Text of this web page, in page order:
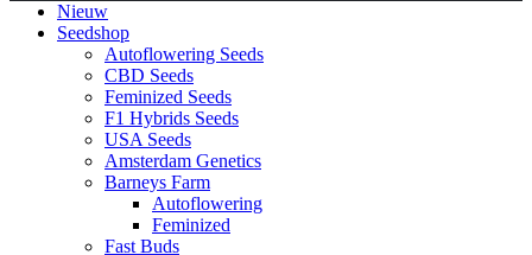
Nieuw
Seedshop
Autoflowering Seeds
CBD Seeds
Feminized Seeds
F1 Hybrids Seeds
USA Seeds
Amsterdam Genetics
Barneys Farm
Autoflowering
Feminized
Fast Buds